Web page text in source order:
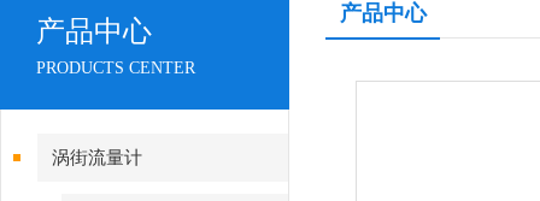
产品中心
PRODUCTS CENTER
涡街流量计
产品中心